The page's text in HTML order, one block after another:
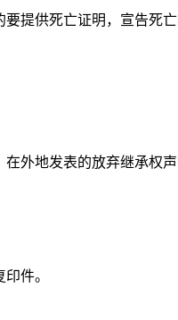
供死亡证明，宣告死亡
地发表的放弃继承权声
件。